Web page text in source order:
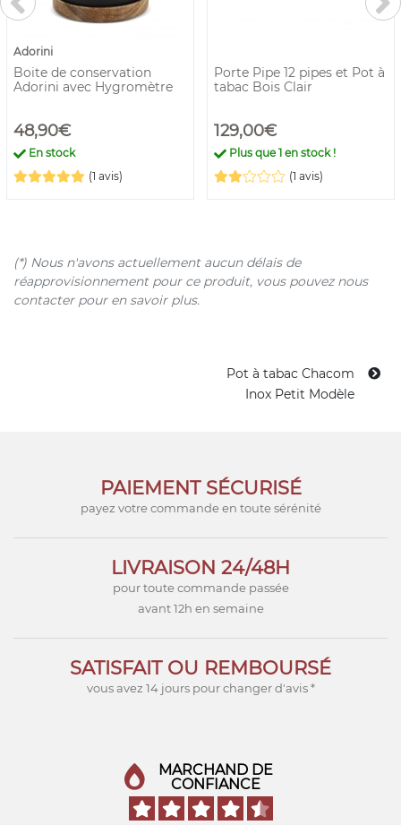
Adorini
Boite de conservation
Adorini avec Hygromètre
48,90€
En stock
(1 avis)
Porte Pipe 12 pipes et Pot à
tabac Bois Clair
129,00€
Plus que1 en stock !
(1 avis)
(*) Nous n'avons actuellement aucun délais de
réapprovisionnement pour ce produit, vous pouvez nous
contacter pour en savoir plus.
Pot à tabac Chacom
Inox Petit Modèle
PAIEMENT SÉCURISÉ
payez votre commande en toute sérénité
LIVRAISON 24/48H
pour toute commande passée
avant 12h en semaine
SATISFAIT OU REMBOURSÉ
vous avez 14 jours pour changer d'avis *
MARCHAND DE
CONFIANCE